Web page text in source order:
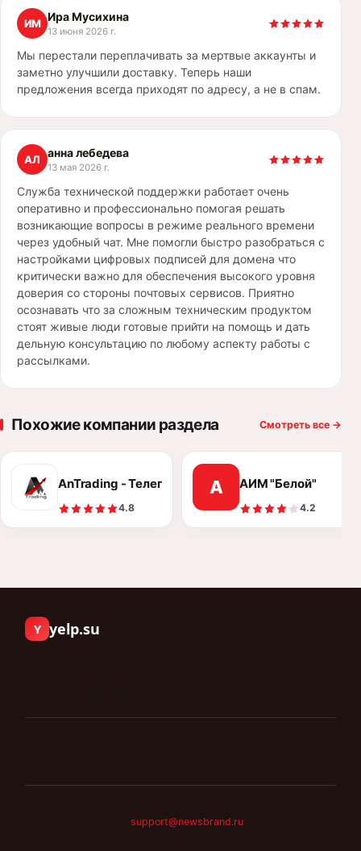
ИМ Ира Мусихина
13 июня 2026 г.
Мы перестали переплачивать за мертвые аккаунты и
заметно улучшили доставку. Теперь наши
предложения всегда приходят по адресу, а не в спам.
АЛ анна лебедева
13 мая 2026 г.
Служба технической поддержки работает очень
оперативно и профессионально помогая решать
возникающие вопросы в режиме реального времени
через удобный чат. Мне помогли быстро разобраться с
настройками цифровых подписей для домена что
критически важно для обеспечения высокого уровня
доверия со стороны почтовых сервисов. Приятно
осознавать что за сложным техническим продуктом
стоят живые люди готовые прийти на помощь и дать
дельную консультацию по любому аспекту работы с
рассылками.
Похожие компании раздела Смотреть все →
AnTrading - Телеграм канал
4.8
А АИМ "Белой"
4.2
Y yelp.su
support@newsbrand.ru